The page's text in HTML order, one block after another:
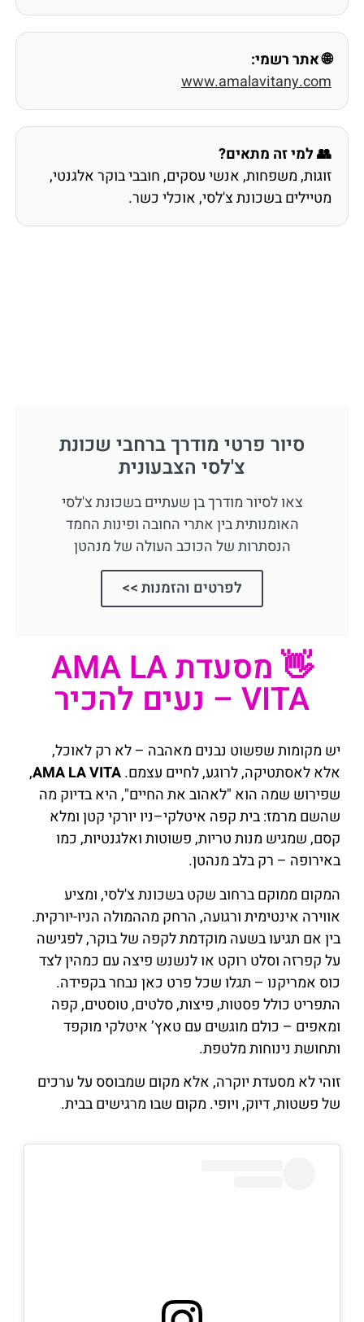
🌐 אתר רשמי:
www.amalavitany.com
👥 למי זה מתאים?
זוגות, משפחות, אנשי עסקים, חובבי בוקר אלגנטי,
מטיילים בשכונת צ'לסי, אוכלי כשר.
סיור פרטי מודרך ברחבי שכונת
צ'לסי הצבעונית
צאו לסיור מודרך בן שעתיים בשכונת צ'לסי
האומנותית בין אתרי החובה ופינות החמד
הנסתרות של הכוכב העולה של מנהטן
לפרטים והזמנות >>
👋 מסעדת AMA LA
VITA – נעים להכיר
יש מקומות שפשוט נבנים מאהבה – לא רק לאוכל,
אלא לאסתטיקה, לרוגע, לחיים עצמם.AMA LA VITA
,
שפירוש שמה הוא "לאהוב את החיים", היא בדיוק מה
שהשם מרמז: בית קפה איטלקי–ניו יורקי קטן ומלא
קסם, שמגיש מנות טריות, פשוטות ואלגנטיות, כמו
באירופה – רק בלב מנהטן.
המקום ממוקם ברחוב שקט בשכונת צ'לסי, ומציע
אווירה אינטימית ורגועה, הרחק מההמולה הניו-יורקית.
בין אם תגיעו בשעה מוקדמת לקפה של בוקר, לפגישה
על קפרזה וסלט רוקט או לנשנש פיצה עם כמהין לצד
כוס אמריקנו – תגלו שכל פרט כאן נבחר בקפידה.
התפריט כולל פסטות, פיצות, סלטים, טוסטים, קפה
ומאפים – כולם מוגשים עם טאץ’ איטלקי מוקפד
ותחושת נינוחות מלטפת.
זוהי לא מסעדת יוקרה, אלא מקום שמבוסס על ערכים
של פשטות, דיוק, ויופי. מקום שבו מרגישים בבית.